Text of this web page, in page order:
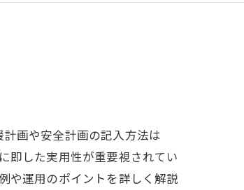
画や安全計画の記入方法は
即した実用性が重要視されてい
や運用のポイントを詳しく解説